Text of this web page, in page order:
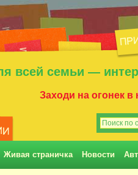
всей семьи —
Заходи на огонек
Живая страничка Новости